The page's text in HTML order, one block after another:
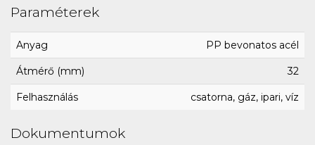
Paraméterek
Anyag PP bevonatos acél
Átmérő (mm) 32
Felhasználás csatorna, gáz, ipari, víz
Dokumentumok